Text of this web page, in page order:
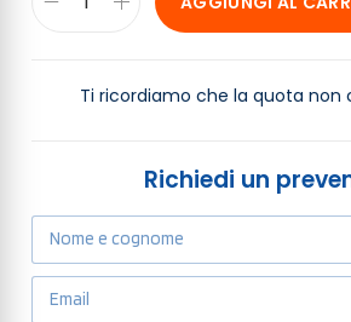
Ti ricordiamo che la quota non
Richiedi un